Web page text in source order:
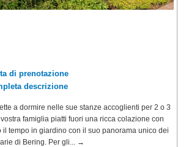
di prenotazione
descrizione
a dormire nelle sue stanze accoglienti per 2 o 3
famiglia piatti fuori una ricca colazione con
tempo in giardino con il suo panorama unico dei
di Bering. Per gli... →